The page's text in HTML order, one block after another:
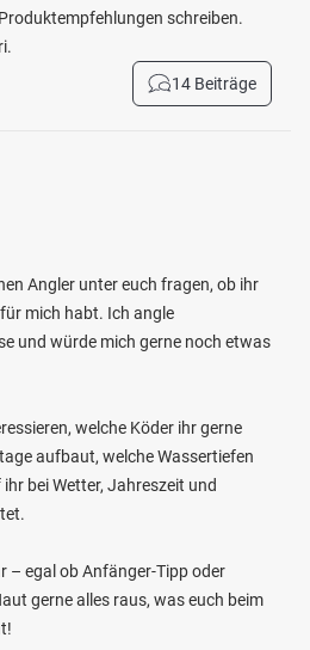
schreiben.
14 Beiträge
Angler unter euch fragen, ob ihr
mich habt. Ich angle
und würde mich gerne noch etwas
welche Köder ihr gerne
aufbaut, welche Wassertiefen
bei Wetter, Jahreszeit und
– egal ob Anfänger-Tipp oder
gerne alles raus, was euch beim